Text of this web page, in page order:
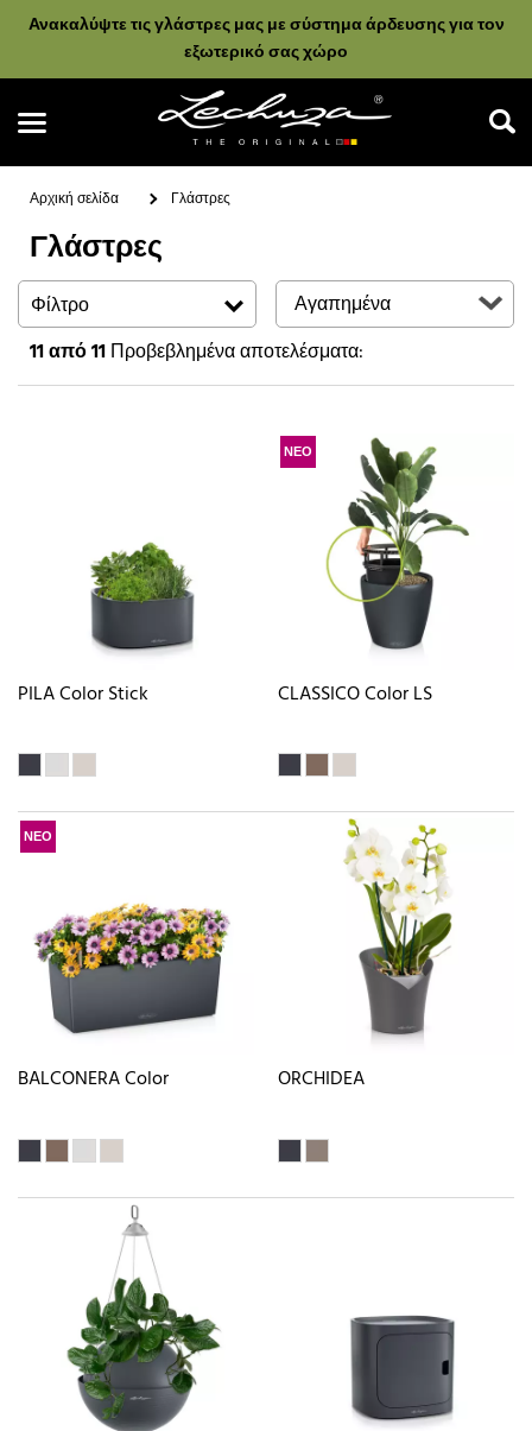
Ανακαλύψτε τις γλάστρες μας με σύστημα άρδευσης για τον
εξωτερικό σας χώρο
Αναζήτηση
Αρχική σελίδα Γλάστρες
Γλάστρες
Φίλτρο
11από 11Προβεβλημένα αποτελέσματα:
PILA Color Stick
ΝΕΟ
CLASSICO Color LS
ΝΕΟ
BALCONERA Color ORCHIDEA